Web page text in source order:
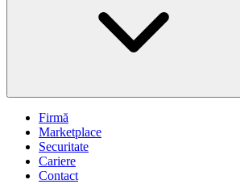
Firmă
Marketplace
Securitate
Cariere
Contact